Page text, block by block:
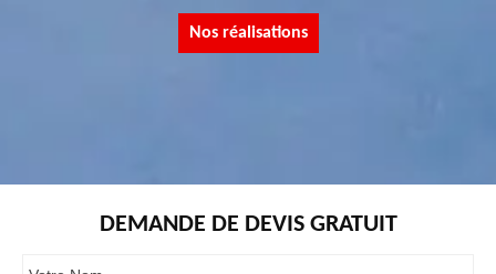
Nos réalisations
DEMANDE DE DEVIS GRATUIT